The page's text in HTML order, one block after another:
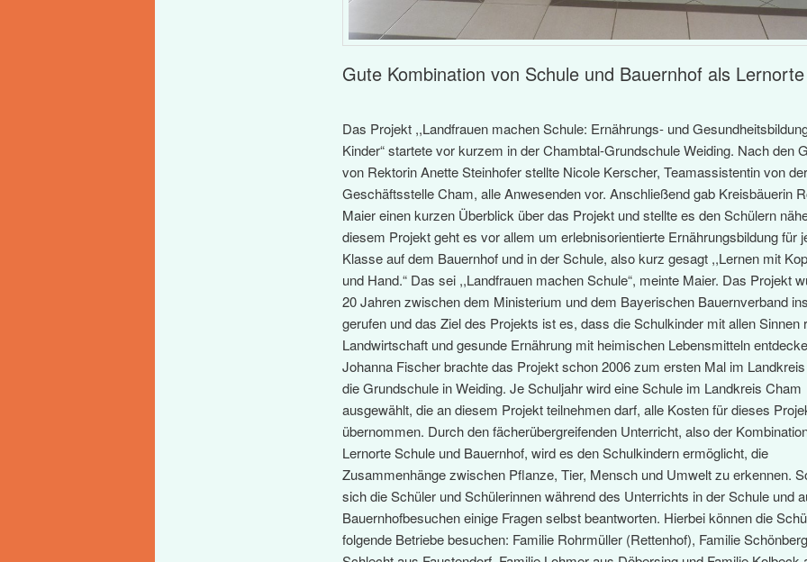
Gute Kombination von Schule und Bauernhof als Lernorte
Das Projekt ,,Landfrauen machen Schule: Ernährungs- und
Kinder“ startete vor kurzem in der Chambtal-Grundschule Weiding. Nach den
von Rektorin Anette Steinhofer stellte Nicole Kerscher, Teamassistentin von
Geschäftsstelle Cham, alle Anwesenden vor. Anschließend gab Kreisbäuerin
Maier einen kurzen Überblick über das Projekt und stellte es den Schülern
diesem Projekt geht es vor allem um erlebnisorientierte Ernährungsbildung für
Klasse auf dem Bauernhof und in der Schule, also kurz gesagt ,,Lernen mit
und Hand.“ Das sei ,,Landfrauen machen Schule“, meinte Maier. Das Projekt
20 Jahren zwischen dem Ministerium und dem Bayerischen Bauernverband
gerufen und das Ziel des Projekts ist es, dass die Schulkinder mit allen Sinnen
Landwirtschaft und gesunde Ernährung mit heimischen Lebensmitteln
Johanna Fischer brachte das Projekt schon 2006 zum ersten Mal im
die Grundschule in Weiding. Je Schuljahr wird eine Schule im Landkreis Cham
ausgewählt, die an diesem Projekt teilnehmen darf, alle Kosten für dieses
übernommen. Durch den fächerübergreifenden Unterricht, also der
Lernorte Schule und Bauernhof, wird es den Schulkindern ermöglicht, die
Zusammenhänge zwischen Pflanze, Tier, Mensch und Umwelt zu erkennen.
sich die Schüler und Schülerinnen während des Unterrichts in der Schule und
Bauernhofbesuchen einige Fragen selbst beantworten. Hierbei können die
folgende Betriebe besuchen: Familie Rohrmüller (Rettenhof), Familie